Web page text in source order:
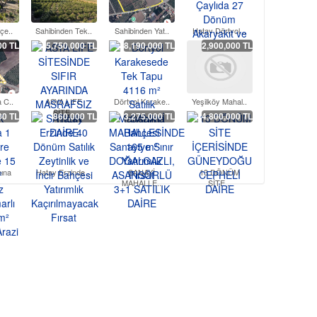
Sahibinden Tek.. Sahibinden Yat.. Hatay Dörtyol ..
TL
C..
5,750,000 TL
ASYA LIFE
SİTE..
8,190,000 TL
Dörtyol Karake..
2,900,000 TL
Yeşilköy Mahal..
TL 860,000 TL
Hatay Erzinde ..
3,275,000 TL
SANAYİ
MAHALLE..
4,800,000 TL
13 DÖNÜM
SİTE ..